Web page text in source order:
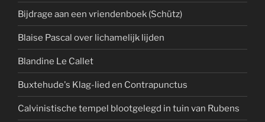
Bijdrage aan een vriendenboek (Schütz)
Blaise Pascal over lichamelijk lijden
Blandine Le Callet
Buxtehude's Klag-lied en Contrapunctus
Calvinistische tempel blootgelegd in tuin van Rubens